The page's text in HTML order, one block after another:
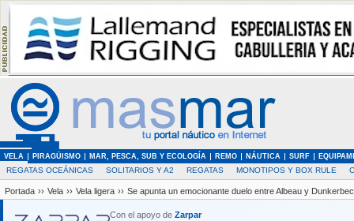
VELA PIRAGÜISMO MAR, PESCA, SUB Y ECOLOGÍA REMO NÁUTICA SURF
REGATAS OCEÁNICAS SOLITARIOS Y A2 REGATAS MONOTIPOS Y BOX RULE
Portada ›› Vela ›› Vela ligera ›› Se apunta un emocionante duelo entre Albeau y
Con el apoyo de Zarpar